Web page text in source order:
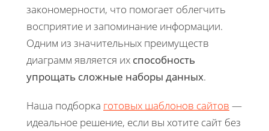
закономерности, что помогает облегчить
восприятие и запоминание информации.
Одним из значительных преимуществ
диаграмм является их способность
упрощать сложные наборы данных.
Наша подборка готовых шаблонов сайтов —
идеальное решение, если вы хотите сайт без